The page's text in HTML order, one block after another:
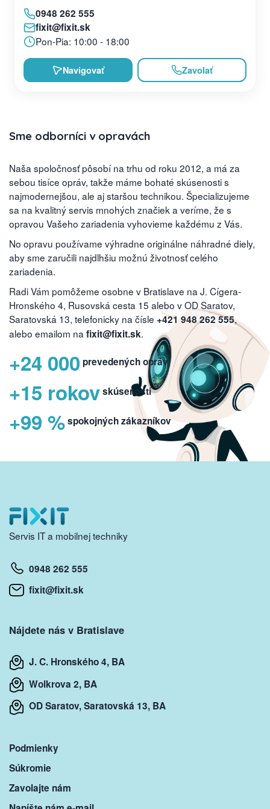
0948 262 555
fixit@fixit.sk
Pon-Pia: 10:00 - 18:00
Navigovať Zavolať
Sme odborníci v opravách
Naša spoločnosť pôsobí na trhu od roku 2012, a má za
sebou tisíce opráv, takže máme bohaté skúsenosti s
najmodernejšou, ale aj staršou technikou. Špecializujeme
sa na kvalitný servis mnohých značiek a veríme, že s
opravou Vašeho zariadenia vyhovieme každému z Vás.
No opravu používame výhradne originálne náhradné diely,
aby sme zaručili najdlhšiu možnú životnosť celého
zariadenia.
Radi Vám pomôžeme osobne v Bratislave na J. Cígera-
Hronského 4, Rusovská cesta 15 alebo v OD Saratov,
Saratovská 13, telefonicky na čísle +421 948 262 555,
alebo emailom na fixit@fixit.sk.
+24 000 prevedených opráv
+15 rokovskúseností
+99 %spokojných zákazníkov
Servis IT a mobilnej techniky
0948 262 555
fixit@fixit.sk
Nájdete nás v Bratislave
J. C. Hronského 4, BA
Wolkrova 2, BA
OD Saratov, Saratovská 13, BA
Podmienky
Súkromie
Zavolajte nám